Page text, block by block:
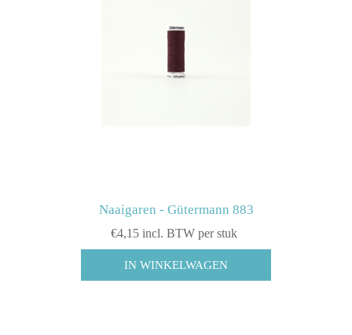
Naaigaren - Gütermann 883
€4,15 incl. BTW per stuk